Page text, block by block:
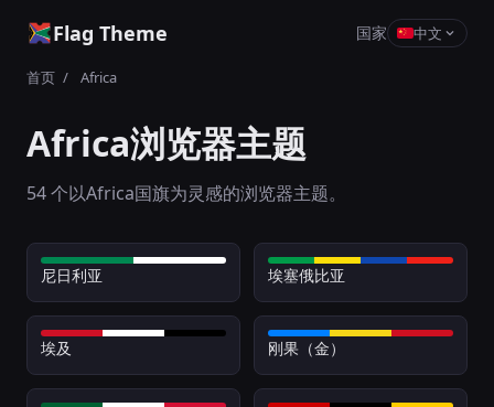
Flag Theme 国家 中文
首页 / Africa
Africa浏览器主题
54 个以Africa国旗为灵感的浏览器主题。
尼日利亚 埃塞俄比亚
埃及 刚果（金）